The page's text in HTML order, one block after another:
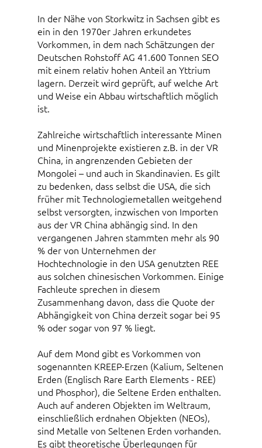
In der Nähe von Storkwitz in Sachsen gibt es
ein in den 1970er Jahren erkundetes
Vorkommen, in dem nach Schätzungen der
Deutschen Rohstoff AG 41.600 Tonnen SEO
mit einem relativ hohen Anteil an Yttrium
lagern. Derzeit wird geprüft, auf welche Art
und Weise ein Abbau wirtschaftlich möglich
ist.
Zahlreiche wirtschaftlich interessante Minen
und Minenprojekte existieren z.B. in der VR
China, in angrenzenden Gebieten der
Mongolei – und auch in Skandinavien. Es gilt
zu bedenken, dass selbst die USA, die sich
früher mit Technologiemetallen weitgehend
selbst versorgten, inzwischen von Importen
aus der VR China abhängig sind. In den
vergangenen Jahren stammten mehr als 90
% der von Unternehmen der
Hochtechnologie in den USA genutzten REE
aus solchen chinesischen Vorkommen. Einige
Fachleute sprechen in diesem
Zusammenhang davon, dass die Quote der
Abhängigkeit von China derzeit sogar bei 95
% oder sogar von 97 % liegt.
Auf dem Mond gibt es Vorkommen von
sogenannten KREEP-Erzen (Kalium, Seltenen
Erden (Englisch Rare Earth Elements - REE)
und Phosphor), die Seltene Erden enthalten.
Auch auf anderen Objekten im Weltraum,
einschließlich erdnahen Objekten (NEOs),
sind Metalle von Seltenen Erden vorhanden.
Es gibt theoretische Überlegungen für